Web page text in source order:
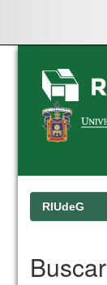
Skip
navigation
RIUdeG
Buscar